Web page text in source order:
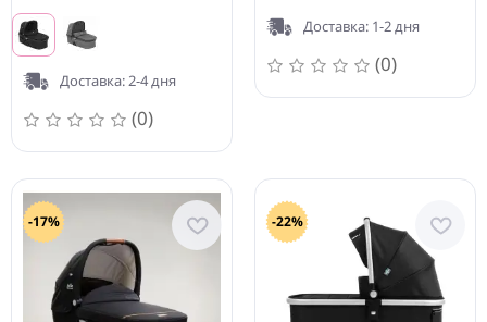
Доставка: 2-4 дня
(0)
Доставка: 1-2 дня
(0)
-17% -22%